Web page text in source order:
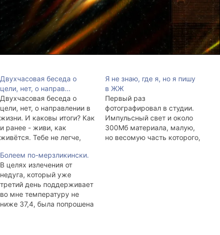
Двухчасовая беседа о
цели, нет, о направ…
Двухчасовая беседа о
цели, нет, о направлении в
жизни. И каковы итоги? Как
и ранее - живи, как
живётся. Тебе не легче,
легче, чем тебе. Не теряй
последнего из виду. И знай
куда можно упасть, и
мечтай куда можно
взлететь. Риторика.
Я не знаю, где я, но я пишу
в ЖЖ
Первый раз
фотографировал в студии.
Импульсный свет и около
300Мб материала, малую,
но весомую часть которого,
Болеем по-мерзликински.
В целях излечения от
недуга, который уже
третий день поддерживает
во мне температуру не
ниже 37,4, была попрошена